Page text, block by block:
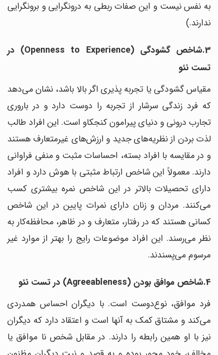
به نفس نیست و این صفات ربطی به درونگرایی و برونگرایی
ندارند.)
3.شاخص گشودگی (Openness to Experience) در
تست نئو
مقیاس‌ گشودگی یا تجربه پذیری اگر بالا باشد، نشان می‌دهد
که فرد زندگی سرشار از تجربه را دوست دارد و در باروری
تجارب درونی و دنیای پیرامون کنجکاو است. این افراد طالب
لذت بردن از نظریه‌های جدید و ارزش‌های غیرمتعارف هستند
و در مقایسه با افراد بسته، احساسات مثبت و منفی فراوانی
دارند. معمولاً این شاخص ارتباط مثبتی با هوش دارد و افراد
دارای تحصیلات بالاتر در این شاخص نمره بیشتری کسب
می‌کنند. مردان و زنان دارای نمرات پایین در این شاخص
کسانی هستند که در رفتار، متعارف و در ظاهر، محافظه‌کار به
نظر می‌رسند. این افراد موضوعات رایج را بهتر از موارد غیر
مرسوم می‌پسندند.
4.شاخص موافق بودن (Agreeableness) در تست نئو
فرد موافق، نوع‌دوست است. با دیگران احساس همدردی
می‌کند و مشتاق کمک به آنها است و اعتقاد دارد که دیگران
نیز با او همین رابطه را دارند. در مقابل شخص نا موافق یا